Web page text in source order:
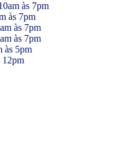
às 7pm
às 7pm
às 7pm
às 7pm
às 5pm
12pm